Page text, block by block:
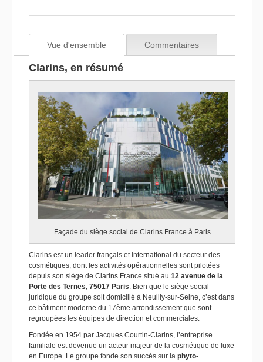
Vue d'ensemble Commentaires
Clarins, en résumé
Façade du siège social de Clarins France à Paris
Clarins est un leader français et international du secteur des
cosmétiques, dont les activités opérationnelles sont pilotées
depuis son siège de Clarins France situé au 12 avenue de la
Porte des Ternes, 75017 Paris. Bien que le siège social
juridique du groupe soit domicilié à Neuilly-sur-Seine, c’est dans
ce bâtiment moderne du 17ème arrondissement que sont
regroupées les équipes de direction et commerciales.
Fondée en 1954 par Jacques Courtin-Clarins, l’entreprise
familiale est devenue un acteur majeur de la cosmétique de luxe
en Europe. Le groupe fonde son succès sur la phyto-